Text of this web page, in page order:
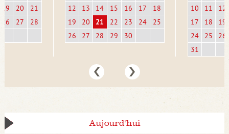
19
20
21
26
27 28
12
13 14 15 16 17
18
19
20 21 22 23 24
25
26
27 28 29 30
10
11
12
17
18
19
24
25
26
31
Aujourd'hui